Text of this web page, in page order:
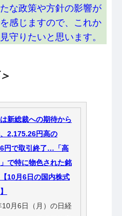
な政策や方針の影響が
感じますので、これか
守りたいと思います。
新総裁への期待から
2,175.26円高の
円で取引終了…「高
で特に物色された銘
10月6日の国内株式
10月6日（月）の日経